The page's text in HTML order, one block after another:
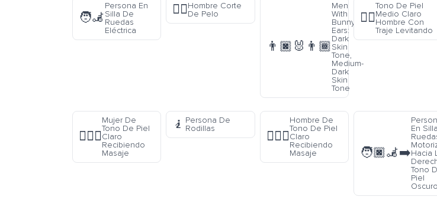
🧑‍🦼
Persona En
Silla De
Ruedas
Eléctrica
💇‍♂️Hombre Corte
De Pelo
👨🏿‍🐰‍👨🏾
Men
With
Bunny
Ears:
Dark
Skin
Tone,
Medium-
Dark
Skin
Tone
🕴🏼
Tono De Piel
Medio Claro
Hombre Con
Traje Levitando
💆🏻‍♀️
Mujer De
Tono De Piel
Claro
Recibiendo
Masaje
🧎 Persona De
Rodillas
💆🏻‍♂️
Hombre De
Tono De Piel
Claro
Recibiendo
Masaje
🧑🏿‍🦼‍➡️
En
Hacia
Tono
Piel
Oscuro